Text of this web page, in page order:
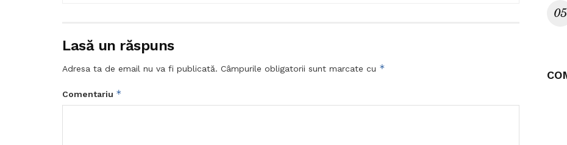
Lasă un răspuns
Adresa ta de email nu va fi publicată. Câmpurile obligatorii sunt marcate cu *
Comentariu *